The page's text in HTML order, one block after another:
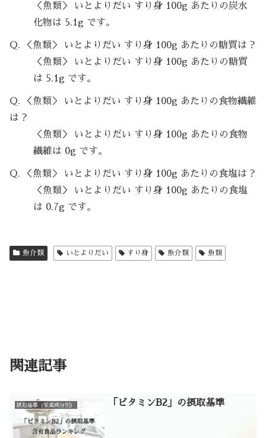
＜魚類＞ いとよりだい すり身 100g あたりの炭水
化物は 5.1g です。
Q. ＜魚類＞ いとよりだい すり身 100g あたりの糖質は？
＜魚類＞ いとよりだい すり身 100g あたりの糖質
は 5.1g です。
Q. ＜魚類＞ いとよりだい すり身 100g あたりの食物繊維
は？
＜魚類＞ いとよりだい すり身 100g あたりの食物
繊維は 0g です。
Q. ＜魚類＞ いとよりだい すり身 100g あたりの食塩は？
＜魚類＞ いとよりだい すり身 100g あたりの食塩
は 0.7g です。
魚介類 いとよりだい すり身 魚介類 魚類
関連記事
摂取基準（栄養成分別） 「ビタミンB2」の摂取基準